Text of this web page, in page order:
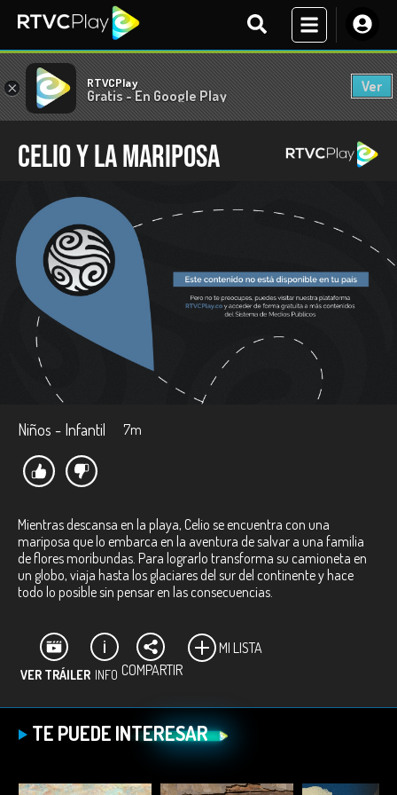
× RTVCPlay
Gratis - En Google Play
Ver
Celio y la mariposa
Niños - Infantil 7m
Mientras descansa en la playa, Celio se encuentra con una
mariposa que lo embarca en la aventura de salvar a una familia
de flores moribundas. Para lograrlo transforma su camioneta en
un globo, viaja hasta los glaciares del sur del continente y hace
todo lo posible sin pensar en las consecuencias.
VER TRÁILER INFO COMPARTIR
MI LISTA
Ficha técnica:
Director:David Andrés Mesa.
Claudia Parra.
Género:Ficción/Animación.
TE PUEDE INTERESAR